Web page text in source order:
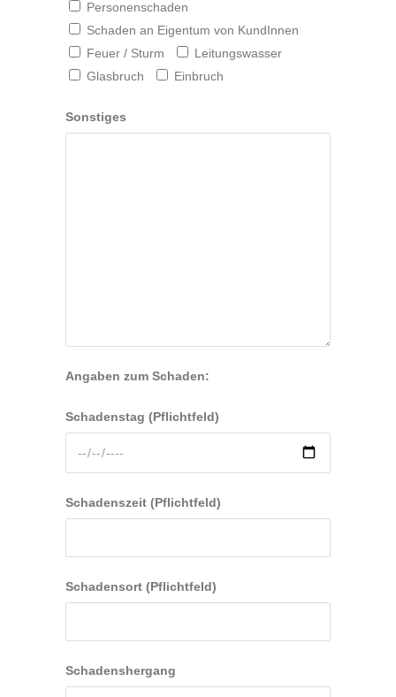
Personenschaden
Schaden an Eigentum von KundInnen
Feuer / Sturm
Leitungswasser
Glasbruch
Einbruch
Sonstiges
Angaben zum Schaden:
Schadenstag (Pflichtfeld)
Schadenszeit (Pflichtfeld)
Schadensort (Pflichtfeld)
Schadenshergang